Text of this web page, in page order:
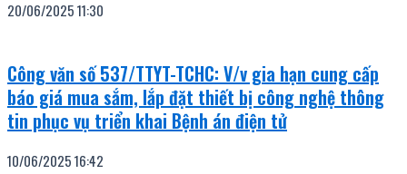
20/06/202511:30
Công văn số 537/TTYT-TCHC: V/v gia hạn cung cấp
báo giá mua sắm, lắp đặt thiết bị công nghệ thông
tin phục vụ triển khai Bệnh án điện tử
10/06/202516:42